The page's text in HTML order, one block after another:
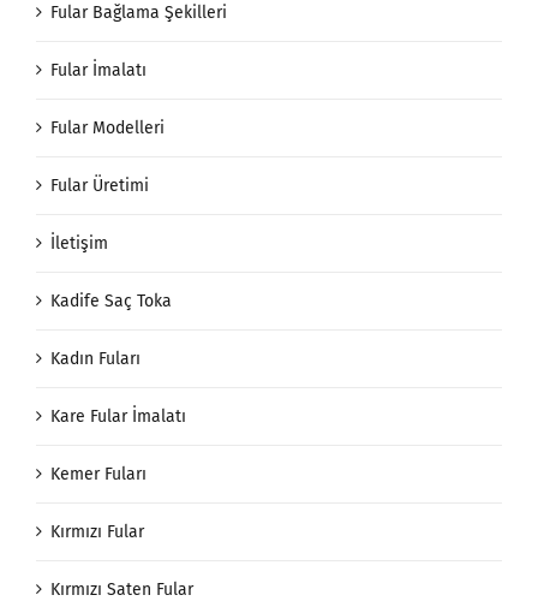
Fular Bağlama Şekilleri
Fular İmalatı
Fular Modelleri
Fular Üretimi
İletişim
Kadife Saç Toka
Kadın Fuları
Kare Fular İmalatı
Kemer Fuları
Kırmızı Fular
Kırmızı Saten Fular